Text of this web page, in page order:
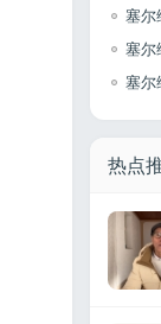
塞尔
塞尔
塞尔
热点